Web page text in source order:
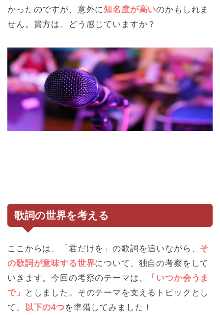
かったのですが、意外に知名度が高いのかもしれま
せん。貴方は、どう感じていますか？
歌詞の世界を考える
ここからは、「君だけを」の歌詞を追いながら、 そ
の歌詞が意味する世界について、独自の考察をして
いきます。今回の考察のテーマは、
「いつか会うま
で」
としました。そのテーマを支えるトピックとし
て、 以下の4つを準備してみました！